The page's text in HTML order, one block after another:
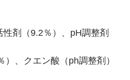
剤（9.2％）、pH調整剤
、クエン酸（ph調整剤）